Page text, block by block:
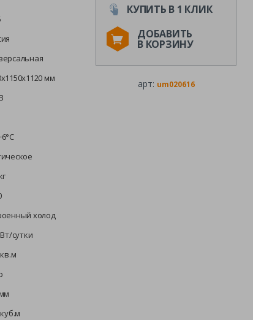
мм
холод
сутки
КУПИТЬ В 1 КЛИК
ДОБАВИТЬ
В КОРЗИНУ
арт: um020616